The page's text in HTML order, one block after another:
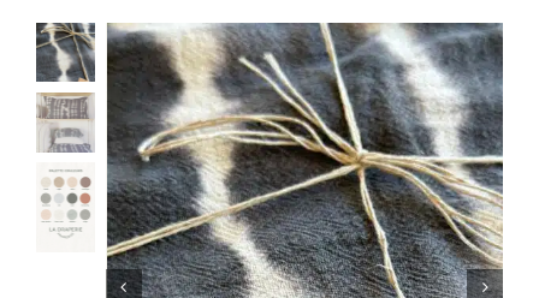
Soldes
Matières
Entretien
Partenaires